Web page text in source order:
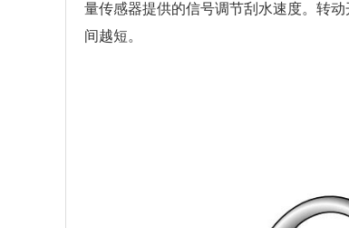
量传感器提供的信号调节刮水速度。转
间越短。